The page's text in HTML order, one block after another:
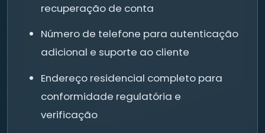
recuperação de conta
Número de telefone para autenticação
adicional e suporte ao cliente
Endereço residencial completo para
conformidade regulatória e
verificação